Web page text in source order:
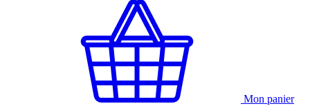
Mon panier